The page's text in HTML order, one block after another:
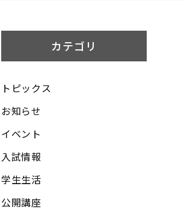
カテゴリ
トピックス
お知らせ
イベント
入試情報
学生生活
公開講座